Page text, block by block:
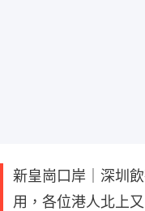
新皇崗口岸｜深圳
用，各位港人北上